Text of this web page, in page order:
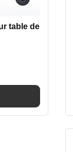
table de